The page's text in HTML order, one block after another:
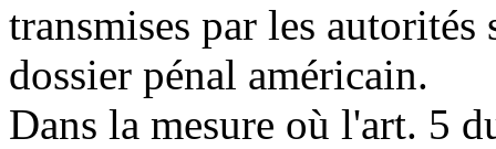
transmises par les
dossier pénal américain.
Dans la mesure où l'art. 5